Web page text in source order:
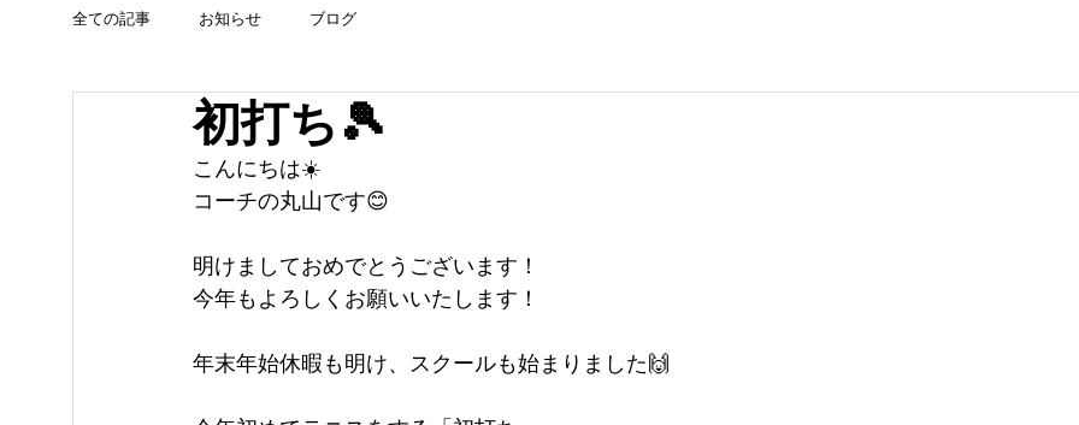
全ての記事 お知らせ ブログ
初打ち🎾
こんにちは☀️
コーチの丸山です😊
明けましておめでとうございます！
今年もよろしくお願いいたします！
年末年始休暇も明け、スクールも始まりました🙌